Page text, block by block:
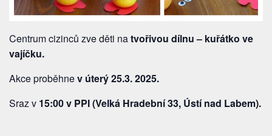
Centrum cizinců zve děti natvořivou dílnu – kuřátko ve
vajíčku.
Akce proběhnev úterý 25.3. 2025.
Sraz v 15:00 v PPI (Velká Hradební 33, Ústí nad Labem).